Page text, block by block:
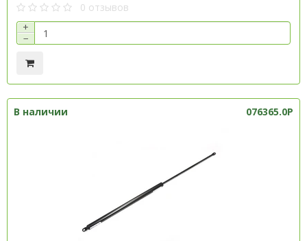
0 отзывов
+
−
В наличии 076365.0P